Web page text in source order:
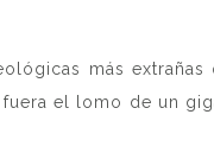
más extrañas
el lomo de un